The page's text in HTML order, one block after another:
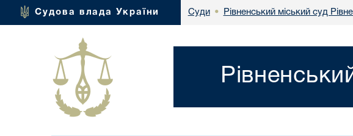
Судова влада України Суди • Рівненський міський суд